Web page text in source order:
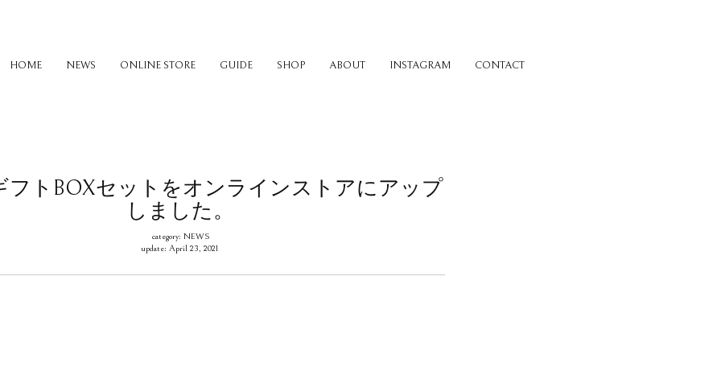
HOME NEWS ONLINE STORE GUIDE SHOP ABOUT INSTAGRAM CONTACT
フトBOXセットをオンラインストアにアップ
しました。
category: NEWS
update: April 23, 2021